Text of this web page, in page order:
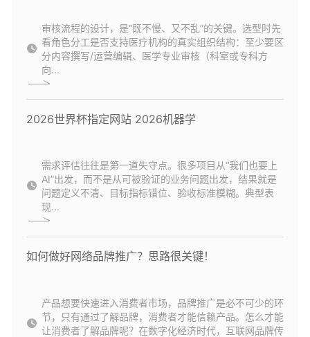
审核流程的设计，是“既不慢、又不乱”的关键。选型时先
看角色分工是否支持医疗机构的真实组织结构：至少要区
分内容撰写/运营编辑、医学专业审核（科室或专科方
向...
2026世界杯指定网站 2026机器学
需求评估往往是第一道失守点。很多项目从“我们也要上
AI”出发，而不是从可被验证的业务问题出发，结果就是
问题定义不清、目标指标错位、验收标准模糊。典型表
现...
如何做好网络品牌推广？思路很关键！
产品想要快速进入消费者市场，品牌推广是必不可少的环
节，只有通过了解品牌，消费者才能信赖产品。怎么才能
让消费者了解品牌呢？在数字化经济时代，互联网品牌传